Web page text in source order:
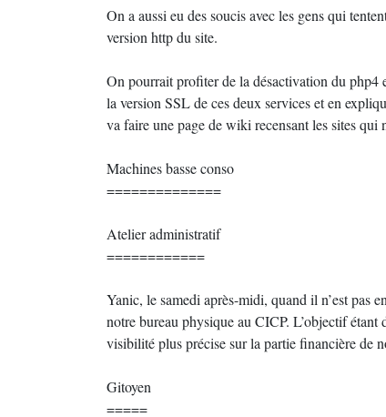
On a aussi eu des soucis avec les gens qui
version http du site.
On pourrait profiter de la désactivation du php4
la version SSL de ces deux services et en
va faire une page de wiki recensant les sites qui
Machines basse conso
==============
Atelier administratif
============
Yanic, le samedi après-midi, quand il n’est pas
notre bureau physique au CICP. L’objectif étant
visibilité plus précise sur la partie financière de
Gitoyen
=====